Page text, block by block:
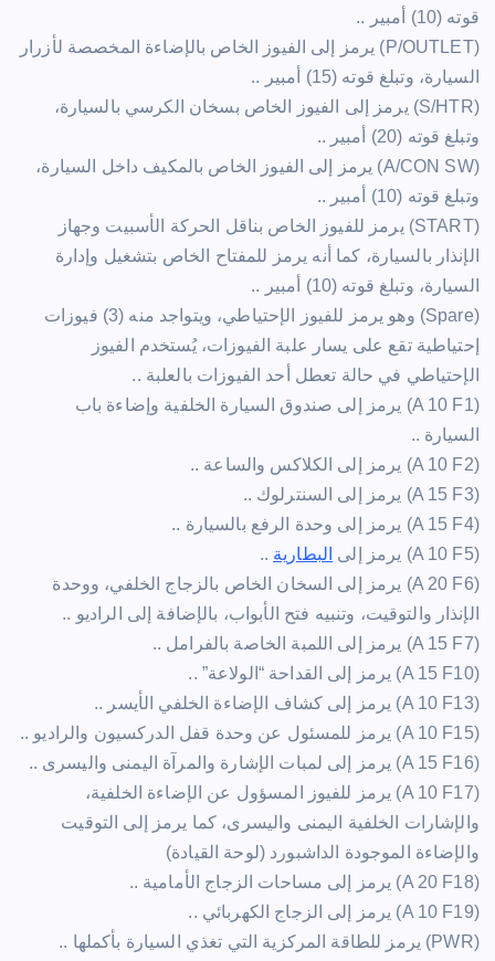
قوته (10) أمبير ..
(‏P/OUTLET) يرمز إلى الفيوز الخاص بالإضاءة المخصصة لأزرار
السيارة، وتبلغ قوته (15) أمبير ..
(‏S/HTR) يرمز إلى الفيوز الخاص بسخان الكرسي بالسيارة،
وتبلغ قوته (20) أمبير ..
(‏A/CON SW) يرمز إلى الفيوز الخاص بالمكيف داخل السيارة،
وتبلغ قوته (10) أمبير ..
(‏START) يرمز للفيوز الخاص بناقل الحركة الأسبيت وجهاز
الإنذار بالسيارة، كما أنه يرمز للمفتاح الخاص بتشغيل وإدارة
السيارة، وتبلغ قوته (10) أمبير ..
(‏Spare) وهو يرمز للفيوز الإحتياطي، ويتواجد منه (3) فيوزات
إحتياطية تقع على يسار علبة الفيوزات، يُستخدم الفيوز
الإحتياطي في حالة تعطل أحد الفيوزات بالعلبة ..
(1‏A 10 F) يرمز إلى صندوق السيارة الخلفية وإضاءة باب
السيارة ..
(‏A 10 F2) يرمز إلى الكلاكس والساعة ..
(‏A 15 F3) يرمز إلى السنترلوك ..
(‏A 15 F4) يرمز إلى وحدة الرفع بالسيارة ..
(‏A 10 F5) يرمز إلى
البطارية ..
(‏A 20 F6) يرمز إلى السخان الخاص بالزجاج الخلفي، ووحدة
الإنذار والتوقيت، وتنبيه فتح الأبواب، بالإضافة إلى الراديو ..
(‏A 15 F7) يرمز إلى اللمبة الخاصة بالفرامل ..
(‏A 15 F10) يرمز إلى القداحة “الولاعة” ..
(‏A 10 F13) يرمز إلى كشاف الإضاءة الخلفي الأيسر ..
(‏A 10 F15) يرمز للمسئول عن وحدة قفل الدركسيون والراديو ..
(‏A 15 F16) يرمز إلى لمبات الإشارة والمرآة اليمنى واليسرى ..
(‏A 10 F17) يرمز للفيوز المسؤول عن الإضاءة الخلفية،
والإشارات الخلفية اليمنى واليسرى، كما يرمز إلى التوقيت
والإضاءة الموجودة الداشبورد (لوحة القيادة)
(‏A 20 F18) يرمز إلى مساحات الزجاج الأمامية ..
(‏A 10 F19) يرمز إلى الزجاج الكهربائي ..
(‏PWR) يرمز للطاقة المركزية التي تغذي السيارة بأكملها ..